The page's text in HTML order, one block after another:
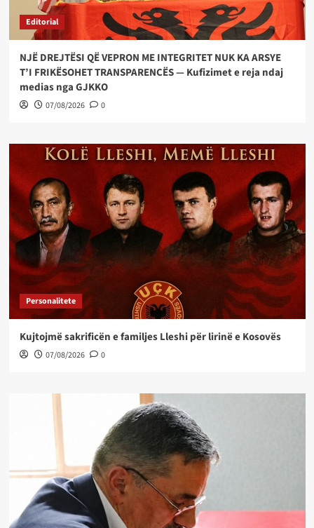
Editorial
NJË DREJTËSI QË VEPRON ME INTEGRITET NUK KA ARSYE
T’I FRIKËSOHET TRANSPARENCËS — Kufizimet e reja ndaj
medias nga GJKKO
07/08/2026 0
Personalitete
Kujtojmë sakrificën e familjes Lleshi për lirinë e Kosovës
07/08/2026 0